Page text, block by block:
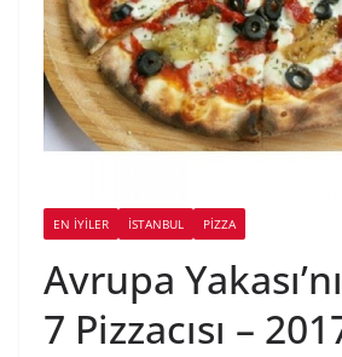
EN İYILER İSTANBUL PIZZA
Avrupa
7 Pizzacısı –